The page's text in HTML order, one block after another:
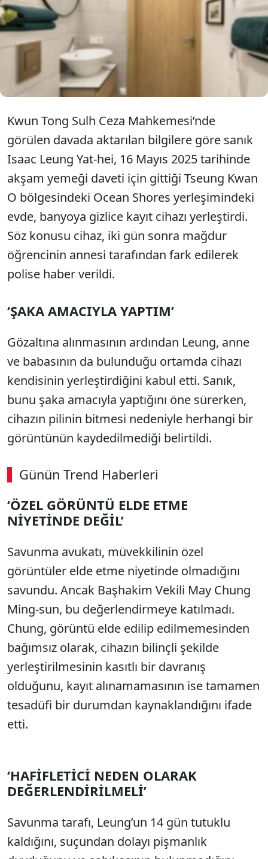
o akşam gizlice evin banyosuna kamera
yerleştirdi. Kamera 2 gün sonra anne tarafından
fark edilip polise haber verildi. Banyoya gizlice
kamera yerleştirdiğini kabul eden öğrenci, 12 ay
süreyle denetimli serbestlik cezasına çarptırıldı.
Kwun Tong Sulh Ceza Mahkemesi’nde
görülen davada aktarılan bilgilere göre sanık
Isaac Leung Yat-hei, 16 Mayıs 2025 tarihinde
akşam yemeği daveti için gittiği Tseung Kwan
O bölgesindeki Ocean Shores yerleşimindeki
evde, banyoya gizlice kayıt cihazı yerleştirdi.
Söz konusu cihaz, iki gün sonra mağdur
öğrencinin annesi tarafından fark edilerek
polise haber verildi.
‘ŞAKA AMACIYLA YAPTIM’
Gözaltına alınmasının ardından Leung, anne
ve babasının da bulunduğu ortamda cihazı
kendisinin yerleştirdiğini kabul etti. Sanık,
bunu şaka amacıyla yaptığını öne sürerken,
cihazın pilinin bitmesi nedeniyle herhangi bir
görüntünün kaydedilmediği belirtildi.
Günün Trend Haberleri
‘ÖZEL GÖRÜNTÜ ELDE ETME
NİYETİNDE DEĞİL’
Savunma avukatı, müvekkilinin özel
görüntüler elde etme niyetinde olmadığını
savundu. Ancak Başhakim Vekili May Chung
Ming-sun, bu değerlendirmeye katılmadı.
Chung, görüntü elde edilip edilmemesinden
bağımsız olarak, cihazın bilinçli şekilde
yerleştirilmesinin kasıtlı bir davranış
olduğunu, kayıt alınamamasının ise tamamen
tesadüfi bir durumdan kaynaklandığını ifade
etti.
‘HAFİFLETİCİ NEDEN OLARAK
DEĞERLENDİRİLMELİ’
Savunma tarafı, Leung’un 14 gün tutuklu
kaldığını, suçundan dolayı pişmanlık